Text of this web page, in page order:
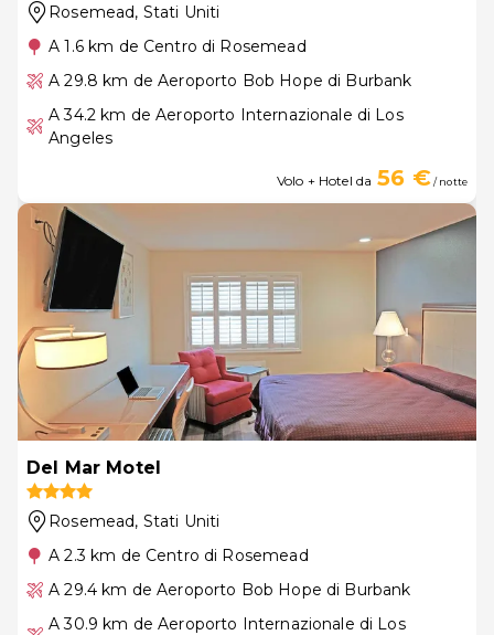
Rosemead, Stati Uniti
A 1.6 km de Centro di Rosemead
A 29.8 km de Aeroporto Bob Hope di Burbank
A 34.2 km de Aeroporto Internazionale di Los
Angeles
Volo + Hotel da 56 €/ notte
Del Mar Motel
Rosemead, Stati Uniti
A 2.3 km de Centro di Rosemead
A 29.4 km de Aeroporto Bob Hope di Burbank
A 30.9 km de Aeroporto Internazionale di Los